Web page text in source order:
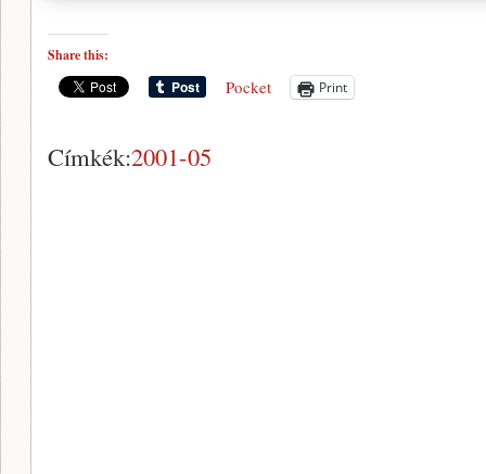
Share this:
Pocket Print
Címkék:2001-05